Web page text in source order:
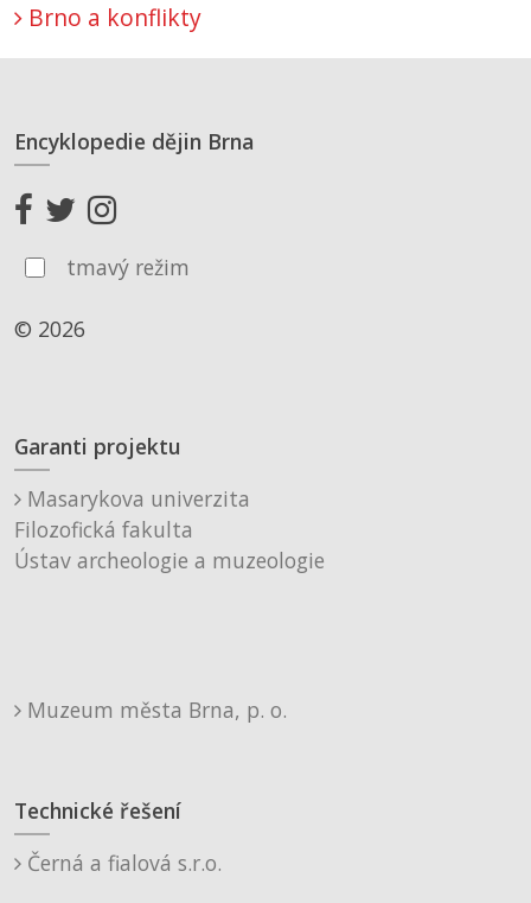
Brno a konflikty
Encyklopedie dějin Brna
tmavý režim
© 2026
Garanti projektu
Masarykova univerzita
Filozofická fakulta
Ústav archeologie a muzeologie
Muzeum města Brna, p. o.
Technické řešení
Černá a fialová s.r.o.